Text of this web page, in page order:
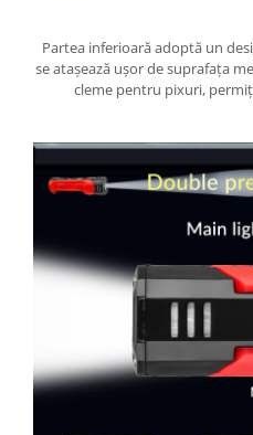
Partea inferioară adoptă un
se atașează ușor de suprafața
cleme pentru pixuri,